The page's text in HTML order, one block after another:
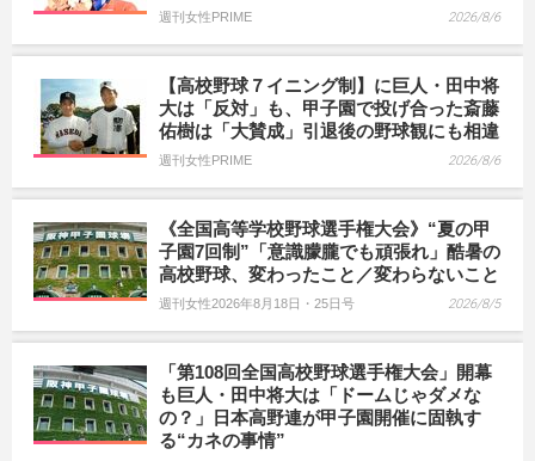
週刊女性PRIME 2026/8/6
【高校野球７イニング制】に巨人・田中将
大は「反対」も、甲子園で投げ合った斎藤
佑樹は「大賛成」引退後の野球観にも相違
週刊女性PRIME 2026/8/6
《全国高等学校野球選手権大会》“夏の甲
子園7回制”「意識朦朧でも頑張れ」酷暑の
高校野球、変わったこと／変わらないこと
週刊女性2026年8月18日・25日号 2026/8/5
「第108回全国高校野球選手権大会」開幕
も巨人・田中将大は「ドームじゃダメな
の？」日本高野連が甲子園開催に固執す
る“カネの事情”